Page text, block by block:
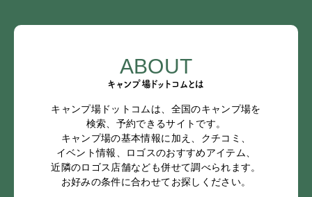
ABOUT
キャンプ場ドットコムとは
キャンプ場ドットコムは、全国のキャンプ場を
検索、予約できるサイトです。
キャンプ場の基本情報に加え、クチコミ、
イベント情報、ロゴスのおすすめアイテム、
近隣のロゴス店舗なども併せて調べられます。
お好みの条件に合わせてお探しください。